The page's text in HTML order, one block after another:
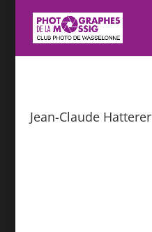
Jean-Claude Hatterer